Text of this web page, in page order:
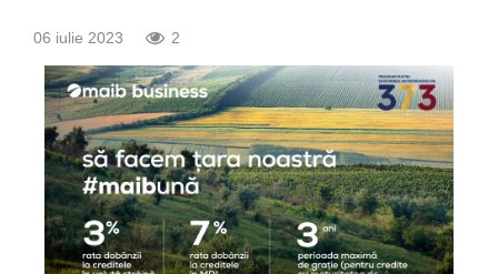
OTP Bank
ProCredit Bank
Victoriabank
06 iulie 2023 2